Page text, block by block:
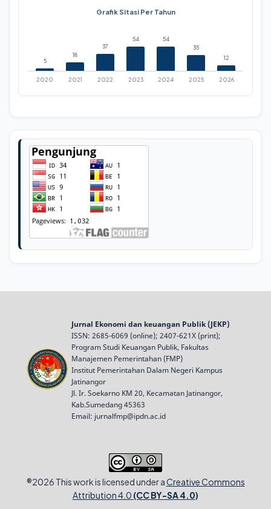
Grafik Sitasi Per Tahun
5
18
37
54
54
35
12
2020 2021 2022 2023 2024 2025 2026
Jurnal Ekonomi dan keuangan Publik (JEKP)
ISSN: 2685-6069 (online); 2407-621X(print);
Program Studi Keuangan Publik, Fakultas
Manajemen Pemerintahan (FMP)
Institut Pemerintahan Dalam Negeri Kampus
Jatinangor
Jl. Ir. Soekarno KM 20, Kecamatan Jatinangor,
Kab.Sumedang 45363
Email: jurnalfmp@ipdn.ac.id
®2026 This work is licensed under aCreative Commons
Attribution 4.0 (CC BY-SA 4.0)